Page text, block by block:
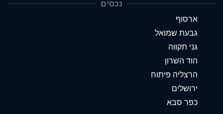
נכסים
ארסוף
גבעת שמואל
גני תקווה
הוד השרון
הרצליה פיתוח
ירושלים
כפר סבא